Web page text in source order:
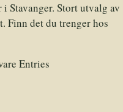
Stavanger. Stort utvalg av
Finn det du trenger hos
Entries